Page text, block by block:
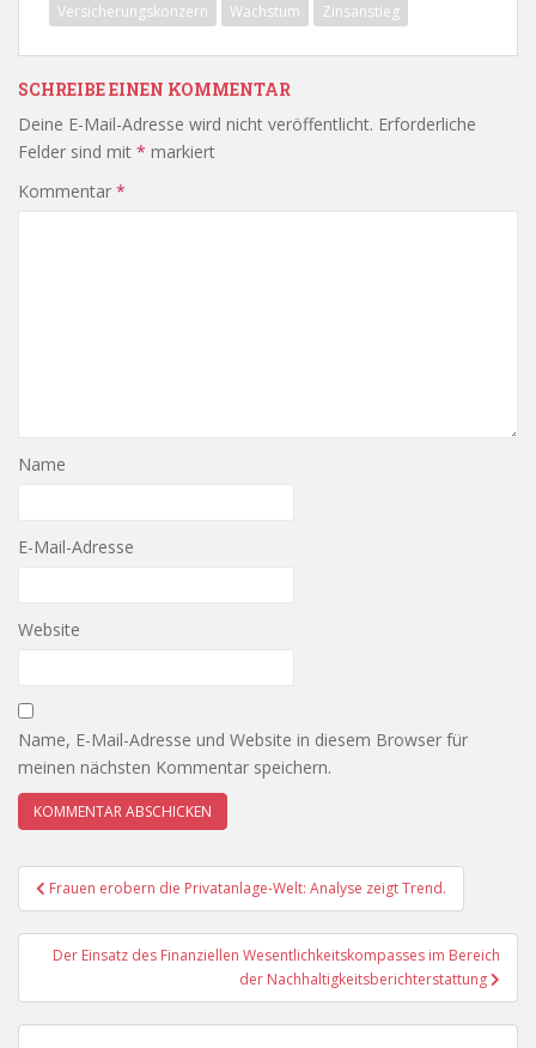
Versicherungskonzern
Wachstum Zinsanstieg
SCHREIBE EINEN KOMMENTAR
Deine E-Mail-Adresse wird nicht veröffentlicht. Erforderliche
Felder sind mit * markiert
Kommentar *
Name
E-Mail-Adresse
Website
Name, E-Mail-Adresse und Website in diesem Browser für
meinen nächsten Kommentar speichern.
Beitragsnavigation
Frauen erobern die Privatanlage-Welt: Analyse zeigt Trend.
Der Einsatz des Finanziellen Wesentlichkeitskompasses im Bereich
der Nachhaltigkeitsberichterstattung